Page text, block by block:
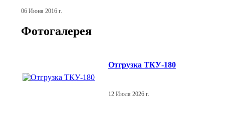
06 Июня 2016 г.
Фотогалерея
Отгрузка ТКУ-180
12 Июля 2026 г.